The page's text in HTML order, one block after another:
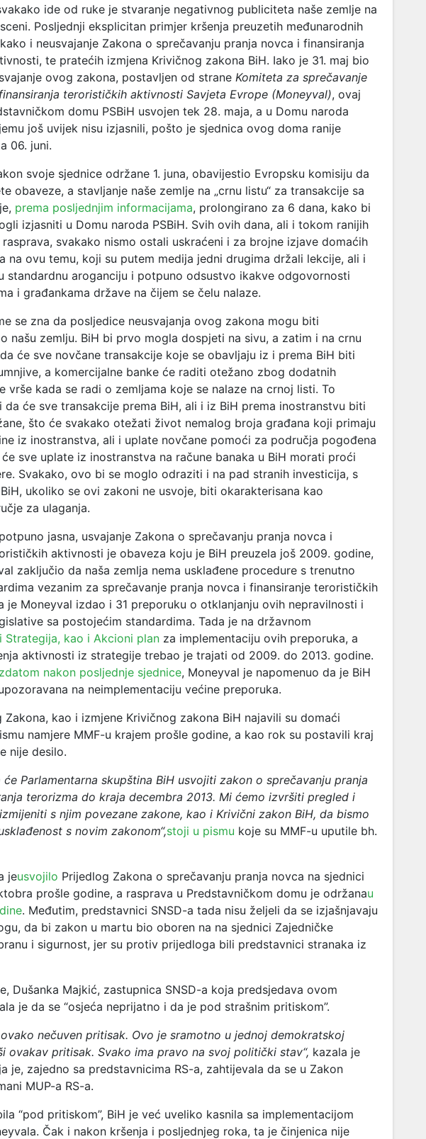
ide od ruke je stvaranje negativnog publiciteta naše zemlje na
Posljednji eksplicitan primjer kršenja preuzetih međunarodnih
i neusvajanje Zakona o sprečavanju pranja novca i finansiranja
te pratećih izmjena Krivičnog zakona BiH. Iako je 31. maj bio
ovog zakona, postavljen od strane Komiteta za sprečavanje
terorističkih aktivnosti Savjeta Evrope (Moneyval), ovaj
domu PSBiH usvojen tek 28. maja, a u Domu naroda
još uvijek nisu izjasnili, pošto je sjednica ovog doma ranije
06. juni.
svoje sjednice održane 1. juna, obavijestio Evropsku komisiju da
obaveze, a stavljanje naše zemlje na „crnu listu“ za transakcije sa
prema posljednjim informacijama, prolongirano za 6 dana, kako bi
izjasniti u Domu naroda PSBiH. Svih ovih dana, ali i tokom ranijih
svakako nismo ostali uskraćeni i za brojne izjave domaćih
na ovu temu, koji su putem medija jedni drugima držali lekcije, ali i
standardnu aroganciju i potpuno odsustvo ikakve odgovornosti
i građankama države na čijem se čelu nalaze.
se zna da posljedice neusvajanja ovog zakona mogu biti
našu zemlju. BiH bi prvo mogla dospjeti na sivu, a zatim i na crnu
će sve novčane transakcije koje se obavljaju iz i prema BiH biti
a komercijalne banke će raditi otežano zbog dodatnih
vrše kada se radi o zemljama koje se nalaze na crnoj listi. To
da će sve transakcije prema BiH, ali i iz BiH prema inostranstvu biti
što će svakako otežati život nemalog broja građana koji primaju
iz inostranstva, ali i uplate novčane pomoći za područja pogođena
sve uplate iz inostranstva na račune banaka u BiH morati proći
Svakako, ovo bi se moglo odraziti i na pad stranih investicija, s
ukoliko se ovi zakoni ne usvoje, biti okarakterisana kao
za ulaganja.
jasna, usvajanje Zakona o sprečavanju pranja novca i
aktivnosti je obaveza koju je BiH preuzela još 2009. godine,
zaključio da naša zemlja nema usklađene procedure s trenutno
vezanim za sprečavanje pranja novca i finansiranje terorističkih
je Moneyval izdao i 31 preporuku o otklanjanju ovih nepravilnosti i
sa postojećim standardima. Tada je na državnom
Strategija, kao i Akcioni plan za implementaciju ovih preporuka, a
aktivnosti iz strategije trebao je trajati od 2009. do 2013. godine.
nakon posljednje sjednice, Moneyval je napomenuo da je BiH
na neimplementaciju većine preporuka.
Zakona, kao i izmjene Krivičnog zakona BiH najavili su domaći
namjere MMF-u krajem prošle godine, a kao rok su postavili kraj
nije desilo.
će Parlamentarna skupština BiH usvojiti zakon o sprečavanju pranja
terorizma do kraja decembra 2013. Mi ćemo izvršiti pregled i
s njim povezane zakone, kao i Krivični zakon BiH, da bismo
s novim zakonom“,stoji u pismu koje su MMF-u uputile bh.
jeusvojilo Prijedlog Zakona o sprečavanju pranja novca na sjednici
prošle godine, a rasprava u Predstavničkom domu je održanau
. Međutim, predstavnici SNSD-a tada nisu željeli da se izjašnjavaju
da bi zakon u martu bio oboren na na sjednici Zajedničke
i sigurnost, jer su protiv prijedloga bili predstavnici stranaka iz
Dušanka Majkić, zastupnica SNSD-a koja predsjedava ovom
je da se “osjeća neprijatno i da je pod strašnim pritiskom”.
nečuven pritisak. Ovo je sramotno u jednoj demokratskoj
ovakav pritisak. Svako ima pravo na svoj politički stav“, kazala je
je, zajedno sa predstavnicima RS-a, zahtijevala da se u Zakon
MUP-a RS-a.
“pod pritiskom”, BiH je već uveliko kasnila sa implementacijom
Čak i nakon kršenja i posljednjeg roka, ta je činjenica nije